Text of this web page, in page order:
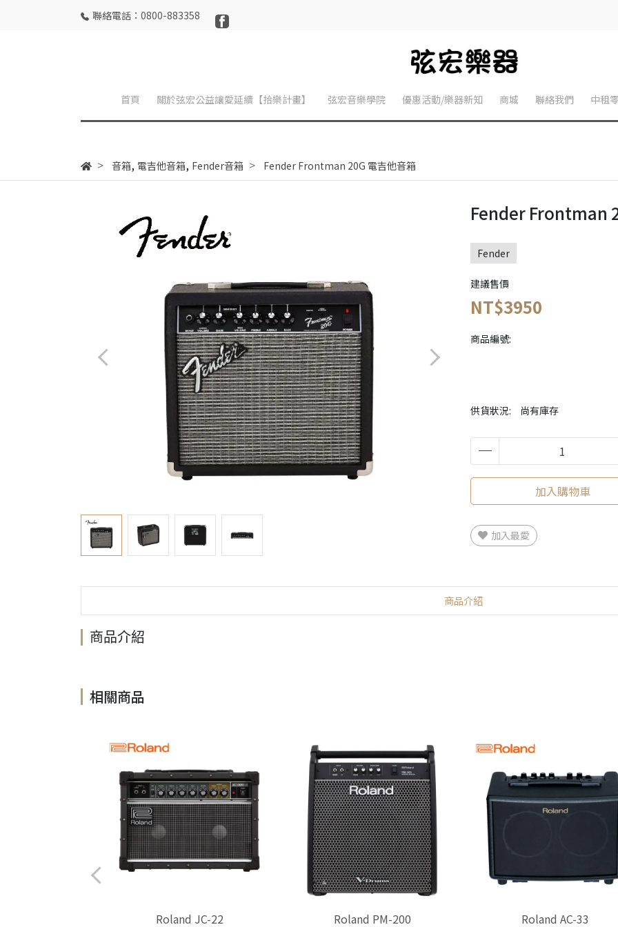
聯絡電話：0800-883358
首頁 關於弦宏公益讓愛延續【拾樂計畫】 弦宏音樂學院 優惠活動/樂器新知 商城 聯絡我們 中租
音箱, 電吉他音箱, Fender音箱 Fender Frontman 20G 電吉他音箱
Fender Frontman
Fender
建議售價
NT$3950
商品編號:
供貨狀況: 尚有庫存
加入購物車
加入最愛
商品介紹
商品介紹
相關商品
Roland JC-22 Roland PM-200 Roland AC-33